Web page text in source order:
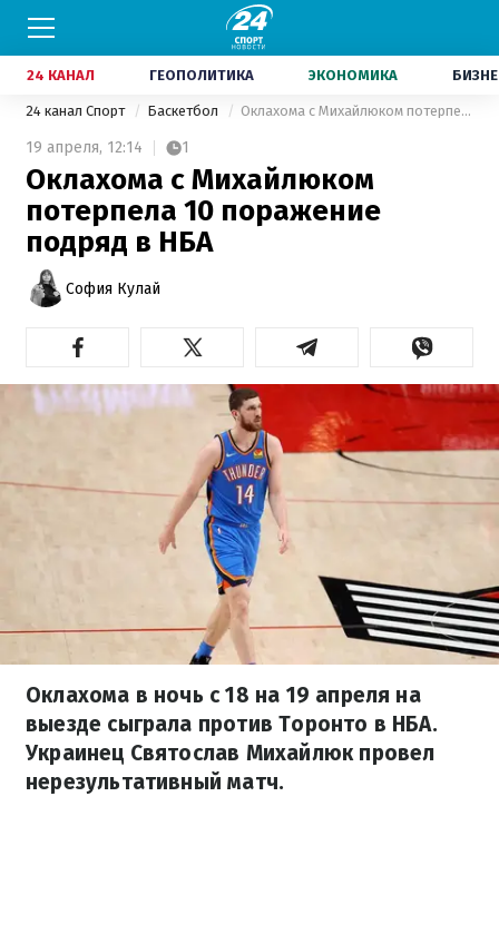
24 КАНАЛ ГЕОПОЛИТИКА ЭКОНОМИКА
24 канал Спорт Баскетбол Оклахома с Михайлюком потерпела 10 поражение подряд в НБА
19 апреля, 12:14 1
Оклахома с Михайлюком
потерпела 10 поражение
подряд в НБА
София Кулай
Оклахома в ночь с 18 на 19 апреля на
выезде сыграла против Торонто в НБА.
Украинец Святослав Михайлюк провел
нерезультативный матч.